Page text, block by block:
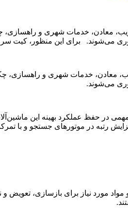
معادن، خدمات شهری و
می‌شوند. برای این منظور، کیت
معادن، خدمات شهری و
می‌شوند.
در حفظ عملکرد بهینه این
رتبه در موتورهای جستجو و
مورد نیاز برای بازسازی، تعویض